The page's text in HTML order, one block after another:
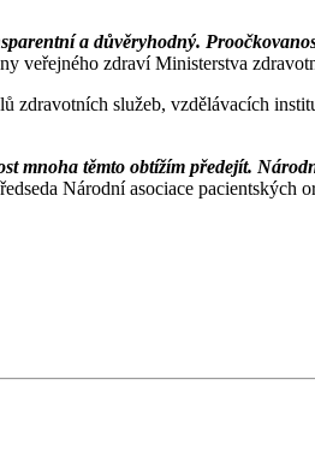
a důvěryhodný.
veřejného zdraví Ministerstva
služeb, vzdělávacích
těmto obtížím předejít.
Národní asociace pacientských